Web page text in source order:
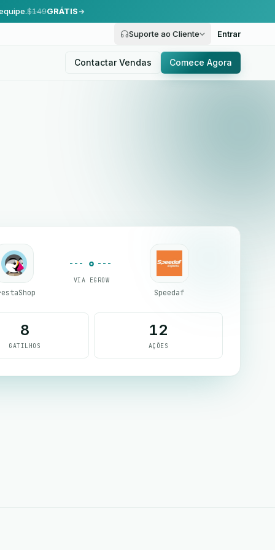
$149GRÁTIS
Suporte ao Cliente Entrar
Contactar Vendas Comece Agora
VIA EGROW
Speedaf
8
GATILHOS
12
AÇÕES